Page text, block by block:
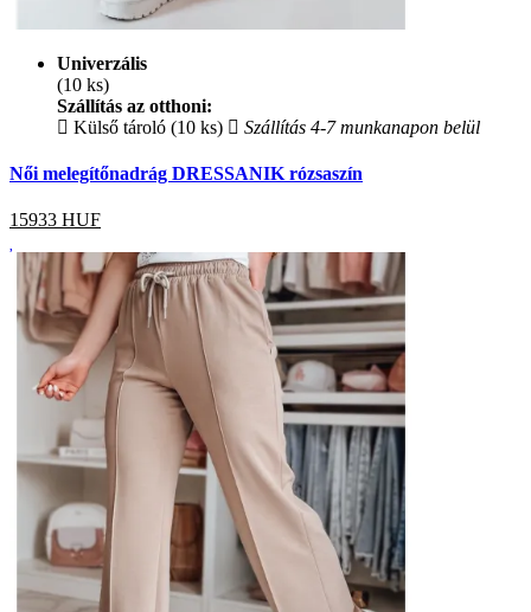
Univerzális
(10 ks)
Szállítás az otthoni:
Külső tároló (10 ks)
Szállítás 4-7 munkanapon belül
Női melegítőnadrág DRESSANIK rózsaszín
15933 HUF